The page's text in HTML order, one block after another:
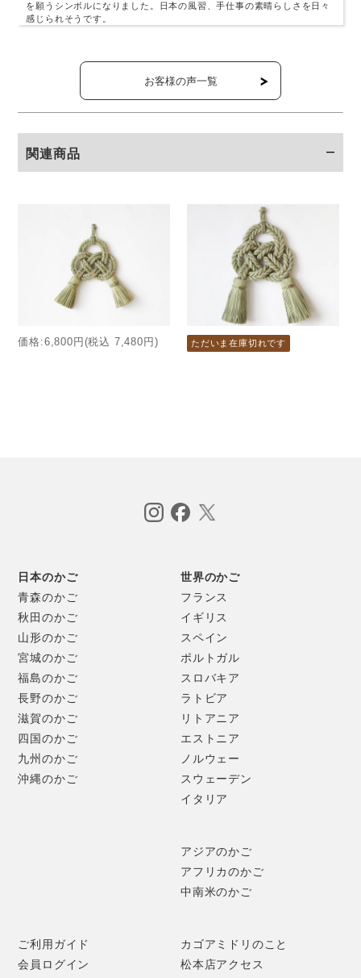
の2本の縄を必要とします。
言われており、昔ながらの草鞋や農作業のロープがわりの縄
など、生活用具に使う縄は、ほとんどが右綯いで製作されて
います。
一方左縄は、日常の縄とは異なる特別な縄ということで、し
め縄などの神聖なものはあえて左綯いにするのが全国的な風
習です。
まったく逆の動きで同じ太さの縄を綯いあげていくには鍛錬
が必要ですが、右縄と左縄を組み合わせることで、美しい模
様が浮かび上がります。
を願うシンボルになりました。日本の風習、手仕事の素晴らしさを日々
感じられそうです。
お客様の声一覧
関連商品
価格:6,800円(税込 7,480円) ただいま在庫切れです
日本のかご
青森のかご
秋田のかご
山形のかご
宮城のかご
福島のかご
長野のかご
滋賀のかご
四国のかご
九州のかご
沖縄のかご
世界のかご
フランス
イギリス
スペイン
ポルトガル
スロバキア
ラトビア
リトアニア
エストニア
ノルウェー
スウェーデン
イタリア
アジアのかご
アフリカのかご
中南米のかご
ご利用ガイド
会員ログイン
カゴアミドリのこと
松本店アクセス